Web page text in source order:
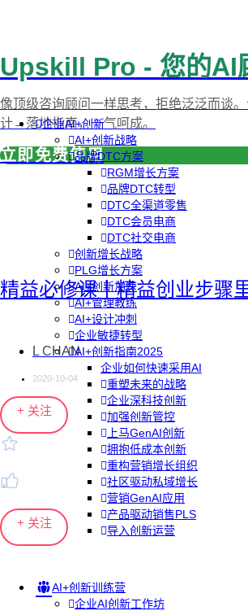
企业AI+创新
AI+创新战略
品牌DTC方案
RGM增长方案
品牌DTC转型
DTC全渠道零售
DTC会员电商
DTC社交电商
创新增长战略
PLG增长方案
AI+创新加速
AI+管理教练
AI+设计冲刺
企业敏捷转型
AI+创新指南2025
企业如何快速采用AI
重塑未来的战略
企业深科技创新
加强创新管控
上马GenAI创新
拥抱低成本创新
重构营销增长组织
社区驱动私域增长
营销GenAI应用
产品驱动销售PLS
导入创新运营
AI+创新训练营
企业AI创新工作坊
Upskill Pro - 您的AI
像顶级咨询顾问一样思考，拒绝泛泛而谈
计→落地指南，一气呵成。
立即免费使用
精益必修课丨精益创业步骤
L CHAN
2020-10-04
+ 关注
+ 关注